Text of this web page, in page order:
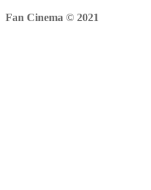
Fan Cinema © 2021